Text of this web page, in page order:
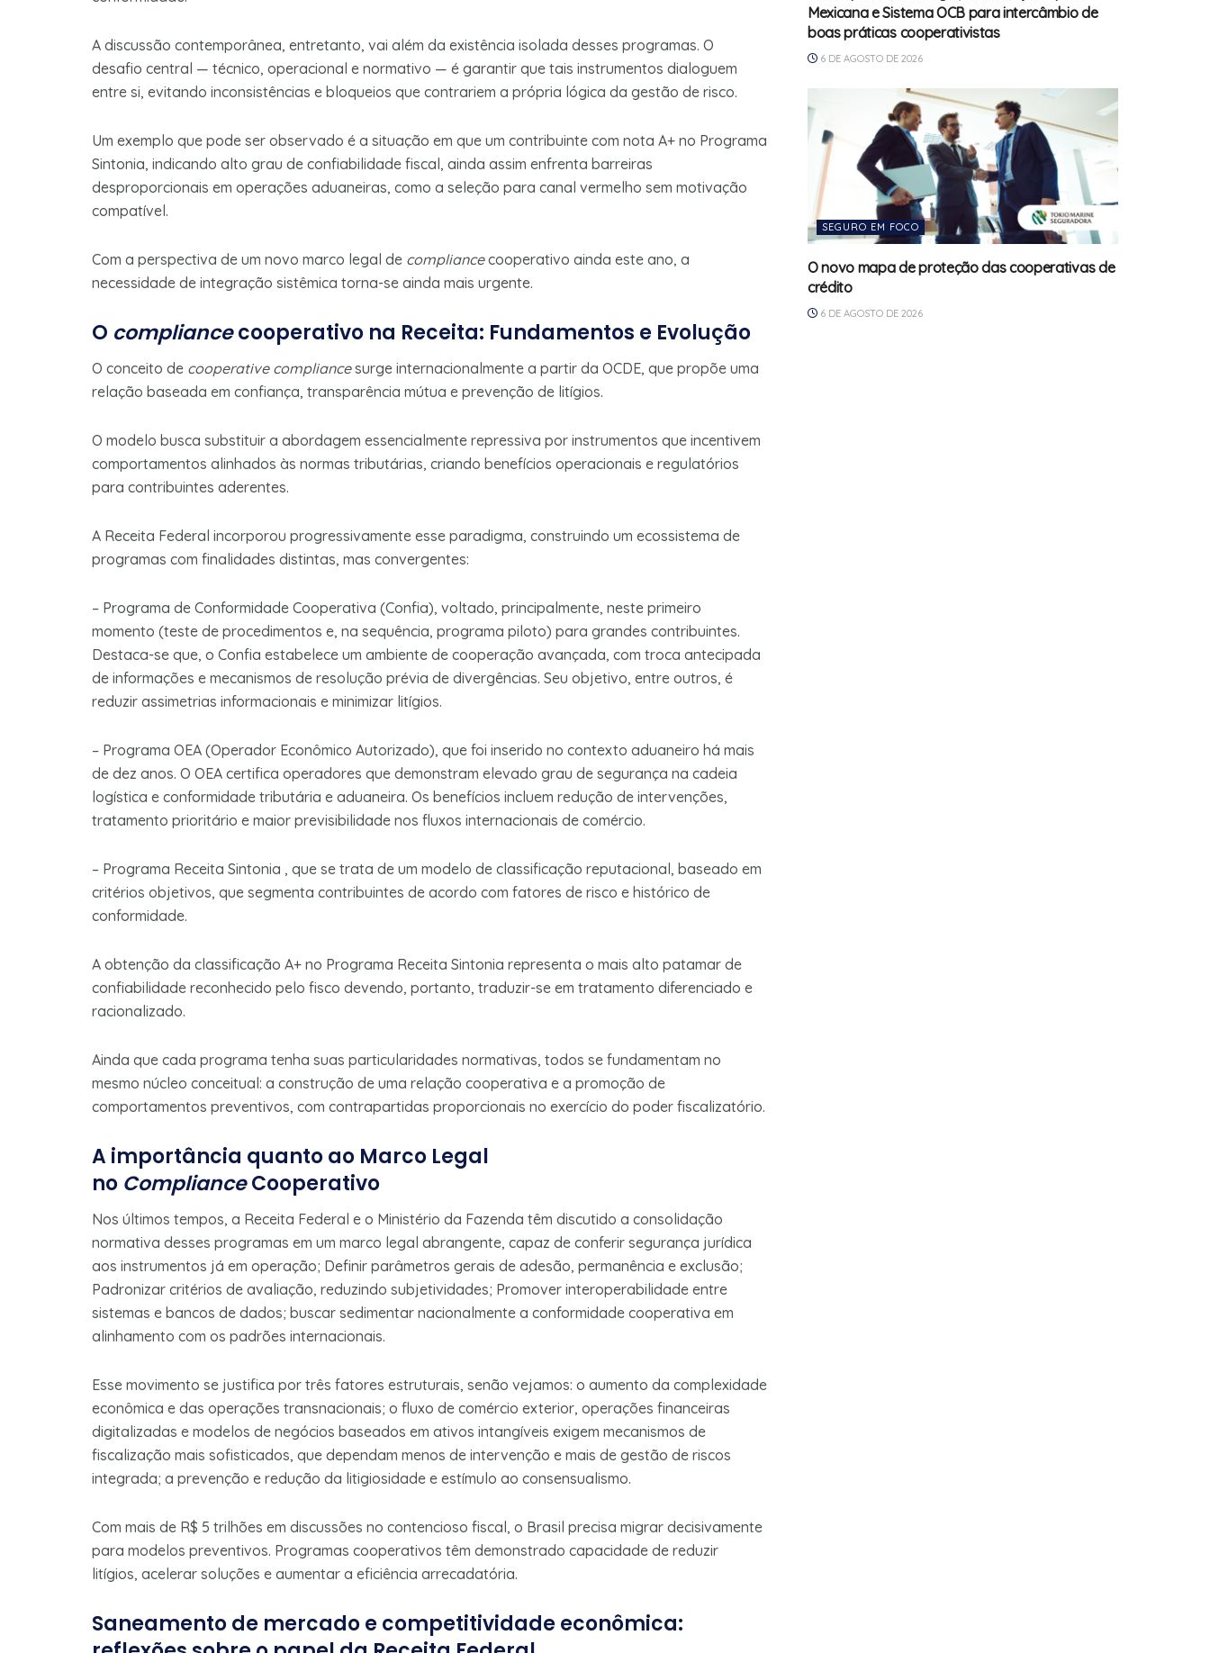
A discussão contemporânea, entretanto, vai além da existência isolada desses programas. O
desafio central — técnico, operacional e normativo — é garantir que tais instrumentos dialoguem
entre si, evitando inconsistências e bloqueios que contrariem a própria lógica da gestão de risco.
Um exemplo que pode ser observado é a situação em que um contribuinte com nota A+ no Programa
Sintonia, indicando alto grau de confiabilidade fiscal, ainda assim enfrenta barreiras
desproporcionais em operações aduaneiras, como a seleção para canal vermelho sem motivação
compatível.
Com a perspectiva de um novo marco legal de compliancecooperativo ainda este ano, a
necessidade de integração sistêmica torna-se ainda mais urgente.
O compliancecooperativo na Receita: Fundamentos e Evolução
O conceito de cooperative compliancesurge internacionalmente a partir da OCDE, que propõe uma
relação baseada em confiança, transparência mútua e prevenção de litígios.
O modelo busca substituir a abordagem essencialmente repressiva por instrumentos que incentivem
comportamentos alinhados às normas tributárias, criando benefícios operacionais e regulatórios
para contribuintes aderentes.
A Receita Federal incorporou progressivamente esse paradigma, construindo um ecossistema de
programas com finalidades distintas, mas convergentes:
– Programa de Conformidade Cooperativa (Confia), voltado, principalmente, neste primeiro
momento (teste de procedimentos e, na sequência, programa piloto) para grandes contribuintes.
Destaca-se que, o Confia estabelece um ambiente de cooperação avançada, com troca antecipada
de informações e mecanismos de resolução prévia de divergências. Seu objetivo, entre outros, é
reduzir assimetrias informacionais e minimizar litígios.
– Programa OEA (Operador Econômico Autorizado), que foi inserido no contexto aduaneiro há mais
de dez anos. O OEA certifica operadores que demonstram elevado grau de segurança na cadeia
logística e conformidade tributária e aduaneira. Os benefícios incluem redução de intervenções,
tratamento prioritário e maior previsibilidade nos fluxos internacionais de comércio.
– Programa Receita Sintonia , que se trata de um modelo de classificação reputacional, baseado em
critérios objetivos, que segmenta contribuintes de acordo com fatores de risco e histórico de
conformidade.
A obtenção da classificação A+ no Programa Receita Sintonia representa o mais alto patamar de
confiabilidade reconhecido pelo fisco devendo, portanto, traduzir-se em tratamento diferenciado e
racionalizado.
Ainda que cada programa tenha suas particularidades normativas, todos se fundamentam no
mesmo núcleo conceitual: a construção de uma relação cooperativa e a promoção de
comportamentos preventivos, com contrapartidas proporcionais no exercício do poder fiscalizatório.
A importância quanto ao Marco Legal
no ComplianceCooperativo
Nos últimos tempos, a Receita Federal e o Ministério da Fazenda têm discutido a consolidação
normativa desses programas em um marco legal abrangente, capaz de conferir segurança jurídica
aos instrumentos já em operação; Definir parâmetros gerais de adesão, permanência e exclusão;
Padronizar critérios de avaliação, reduzindo subjetividades; Promover interoperabilidade entre
sistemas e bancos de dados; buscar sedimentar nacionalmente a conformidade cooperativa em
alinhamento com os padrões internacionais.
Esse movimento se justifica por três fatores estruturais, senão vejamos: o aumento da complexidade
econômica e das operações transnacionais; o fluxo de comércio exterior, operações financeiras
digitalizadas e modelos de negócios baseados em ativos intangíveis exigem mecanismos de
fiscalização mais sofisticados, que dependam menos de intervenção e mais de gestão de riscos
integrada; a prevenção e redução da litigiosidade e estímulo ao consensualismo.
Com mais de R$ 5 trilhões em discussões no contencioso fiscal, o Brasil precisa migrar decisivamente
para modelos preventivos. Programas cooperativos têm demonstrado capacidade de reduzir
litígios, acelerar soluções e aumentar a eficiência arrecadatória.
Saneamento de mercado e competitividade econômica:
Mexicana e Sistema OCB para intercâmbio de
boas práticas cooperativistas
6 DE AGOSTO DE 2026
SEGURO EM FOCO
O novo mapa de proteção das cooperativas de
crédito
6 DE AGOSTO DE 2026